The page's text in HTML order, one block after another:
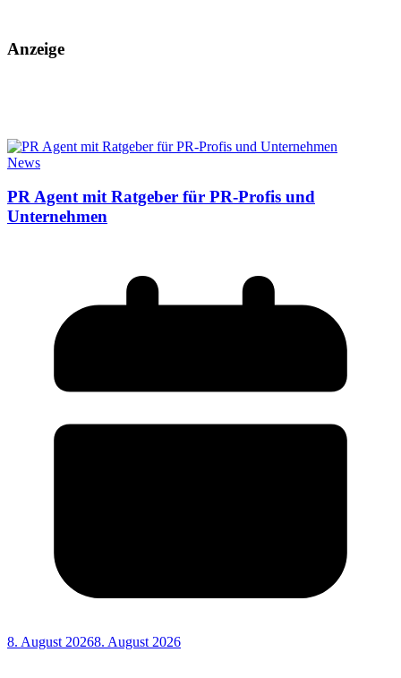
Anzeige
News
PR Agent mit Ratgeber für PR-Profis und
Unternehmen
8. August 20268. August 2026